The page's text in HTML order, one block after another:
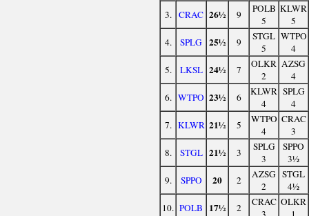
3. CRAC 26½ 9
POLB
5
KLWR
5
4.
SPLG 25½ 9
STGL
5
WTPO
4
5.
LKSL 24½ 7
OLKR
2
AZSG
4
6. WTPO 23½ 6
KLWR
4
SPLG
4
7. KLWR 21½ 5
WTPO
4
CRAC
3
8.
STGL 21½ 3
SPLG
3
SPPO
3½
9.
SPPO 20 2
AZSG
2
STGL
4½
10. POLB 17½ 2
CRAC OLKR